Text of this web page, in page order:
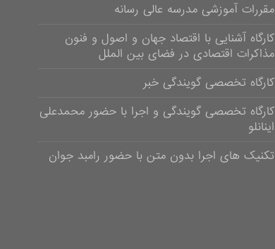
مقررات آموزشی مدرسه عالی رسانه
کارگاه آشنایی با اقتصاد جهان و اصول و فنون
مذاکرات اقتصادی در فضای بین الملل
کارگاه تخصصی گویندگی خبر
کارگاه تخصصی گویندگی و اجرا با حضور محمدعلی
اینانلو
تکنیک های اجرا بدون متن با حضور رامبد جوان